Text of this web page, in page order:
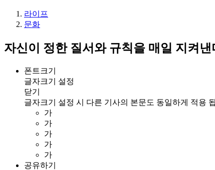
라이프
문화
자신이 정한 질서와 규칙을 매일 지켜
폰트크기
글자크기 설정
닫기
글자크기 설정 시 다른 기사의 본문도 동일하게 적용
가
가
가
가
가
공유하기